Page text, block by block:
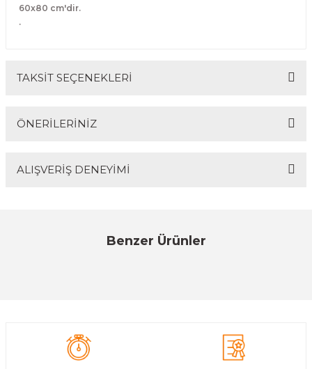
60x80 cm'dir.
.
TAKSİT SEÇENEKLERİ
ÖNERİLERİNİZ
Bu ürünün fiyat bilgisi, resim, ürün açıklamalarında ve
Ürün resmi kalitesiz, bozuk veya görüntülenemiyor.
ALIŞVERİŞ DENEYİMİ
Sitemize ilk yorumu siz yapın!
Benzer Ürünler
%13